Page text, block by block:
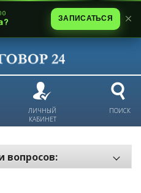
ЛИЧНЫЙ
КАБИНЕТ
ПОИСК
вопросов:
ЗАПИСАТЬСЯ